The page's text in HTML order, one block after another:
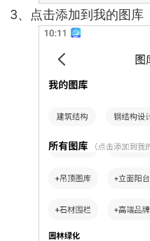
3、点击添加到我的图库